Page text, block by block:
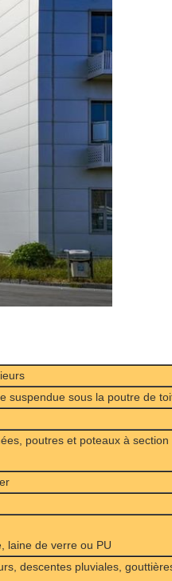
suspendue sous la poutre de
poutres et poteaux à section
laine de verre ou PU
descentes pluviales,